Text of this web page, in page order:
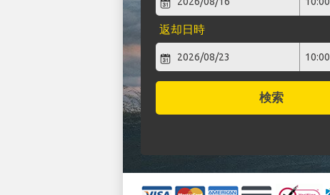
返却日時
検索